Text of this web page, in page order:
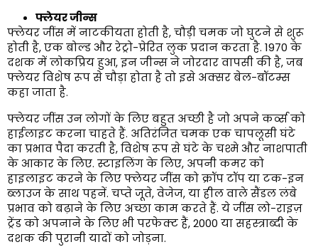
फ्लेयर जीन्स
फ्लेयर जींस में नाटकीयता होती है, चौड़ी चमक जो घुटने से शुरू
होती है, एक बोल्ड और रेट्रो-प्रेरित लुक प्रदान करता है. 1970 के
दशक में लोकप्रिय हुआ, इन जीन्स ने जोरदार वापसी की है, जब
फ्लेयर विशेष रूप से चौड़ा होता है तो इसे अक्सर बेल-बॉटम्स
कहा जाता है.
फ्लेयर जींस उन लोगों के लिए बहुत अच्छी है जो अपने कर्व्स को
हाईलाइट करना चाहते हैं. अतिरंजित चमक एक चापलूसी घंटे
का प्रभाव पैदा करती है, विशेष रूप से घंटे के चश्मे और नाशपाती
के आकार के लिए. स्टाइलिंग के लिए, अपनी कमर को
हाइलाइट करने के लिए फ्लेयर जींस को क्रॉप टॉप या टक-इन
ब्लाउज के साथ पहनें. चप्ते जूते, वेजेज, या हील वाले सैंडल लंबे
प्रभाव को बढ़ाने के लिए अच्छा काम करते हैं. ये जींस लो-राइज़
ट्रेंड को अपनाने के लिए भी परफेक्ट हैं, 2000 या सहस्त्राब्दी के
दशक की पुरानी यादों को जोड़ना.